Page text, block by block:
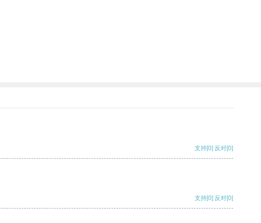
支持[0] 反对[0]
支持[0] 反对[0]